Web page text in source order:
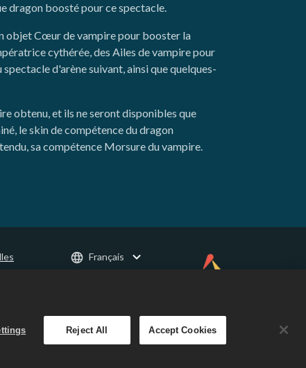
dragon boosté pour ce spectacle.
objet Cœur de vampire pour booster la
cythérée, des Ailes de vampire pour
d'arène suivant, ainsi que quelques-
obtenu, et ils ne seront disponibles que
le skin de compétence du dragon
sa compétence Morsure du vampire.
City.
Français
Reject All Accept Cookies